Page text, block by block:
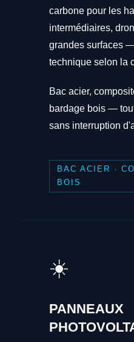
carbone pour les
intermédiaires,
grandes surfaces
technique selon la
Bac acier,
bardage bois —
sans interruption
BAC ACIER ·
BOIS
☀️
PANNEAUX